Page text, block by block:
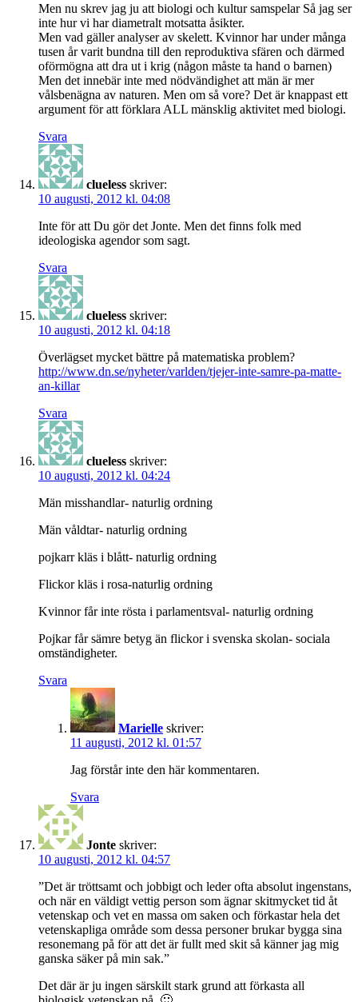
Men nu skrev jag ju att biologi och kultur samspelar Så jag ser
inte hur vi har diametralt motsatta åsikter.
Men vad gäller analyser av skelett. Kvinnor har under många
tusen år varit bundna till den reproduktiva sfären och därmed
oförmögna att dra ut i krig (någon måste ta hand o barnen)
Men det innebär inte med nödvändighet att män är mer
vålsbenägna av naturen. Men om så vore? Det är knappast ett
argument för att förklara ALL mänsklig aktivitet med biologi.
Svara
clueless skriver:
10 augusti, 2012 kl. 04:08
Inte för att Du gör det Jonte. Men det finns folk med
ideologiska agendor som sagt.
Svara
clueless skriver:
10 augusti, 2012 kl. 04:18
Överlägset mycket bättre på matematiska problem?
http://www.dn.se/nyheter/varlden/tjejer-inte-samre-pa-matte-
an-killar
Svara
clueless skriver:
10 augusti, 2012 kl. 04:24
Män misshandlar- naturlig ordning
Män våldtar- naturlig ordning
pojkarr kläs i blått- naturlig ordning
Flickor kläs i rosa-naturlig ordning
Kvinnor får inte rösta i parlamentsval- naturlig ordning
Pojkar får sämre betyg än flickor i svenska skolan- sociala
omständigheter.
Svara
Marielle skriver:
11 augusti, 2012 kl. 01:57
Jag förstår inte den här kommentaren.
Svara
Jonte skriver:
10 augusti, 2012 kl. 04:57
”Det är tröttsamt och jobbigt och leder ofta absolut ingenstans,
och när en väldigt vettig person som ägnar skitmycket tid åt
vetenskap och vet en massa om saken och förkastar hela det
vetenskapliga område som dessa personer brukar bygga sina
resonemang på för att det är fullt med skit så känner jag mig
ganska säker på min sak.”
Det där är ju ingen särskilt stark grund att förkasta all